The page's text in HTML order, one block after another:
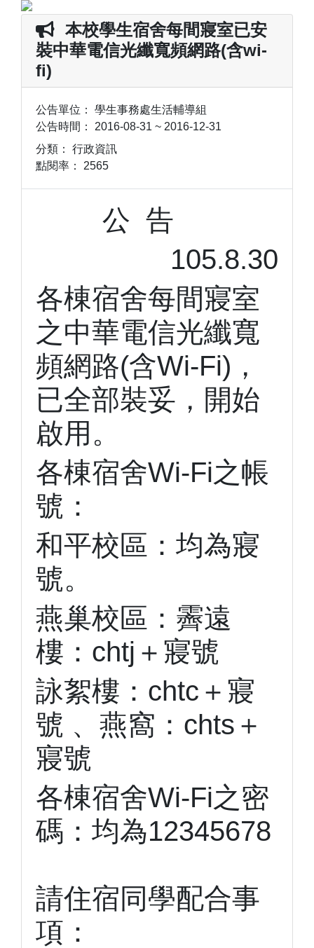
本校學生宿舍每間寢室已安
裝中華電信光纖寬頻網路(含wi-
fi)
公告單位： 學生事務處生活輔導組
公告時間： 2016-08-31 ~ 2016-12-31
分類： 行政資訊
點閱率： 2565
公 告
105.8.30
各棟宿舍每間寢室
之中華電信光纖寬
頻網路(含Wi-Fi)，
已全部裝妥，開始
啟用。
各棟宿舍Wi-Fi之帳
號：
和平校區：均為寢
號。
燕巢校區：霽遠
樓：chtj＋寢號
詠絮樓：chtc＋寢
號 、燕窩：chts＋
寢號
各棟宿舍Wi-Fi之密
碼：均為12345678
請住宿同學配合事
項：